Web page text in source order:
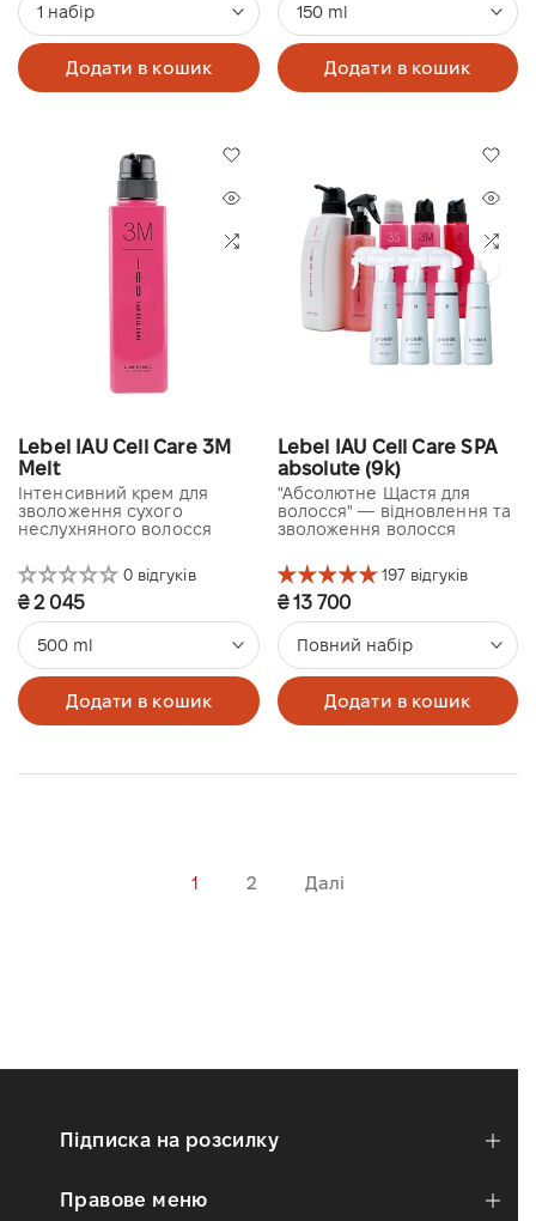
1 набір
Додати в кошик
150 ml
Додати в кошик
Lebel IAU Cell Care 3M
Melt
Інтенсивний крем для
зволоження сухого
неслухняного волосся
0 відгуків
₴ 2 045
500 ml
Додати в кошик
Lebel IAU Cell Care SPA
absolute (9k)
"Абсолютне Щастя для
волосся" — відновлення та
зволоження волосся
197 відгуків
₴ 13 700
Повний набір
Додати в кошик
1 2 Далі
Підписка на розсилку
Правове меню